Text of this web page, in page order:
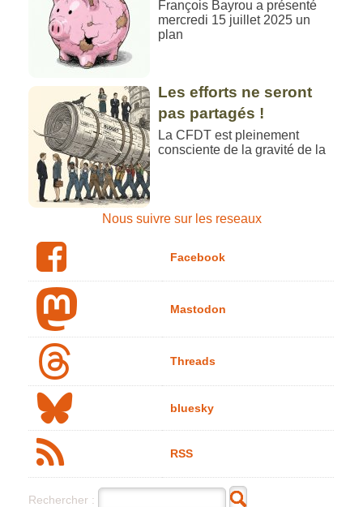
François Bayrou a présenté
mercredi 15 juillet 2025 un
plan
Les efforts ne seront
pas partagés !
La CFDT est pleinement
consciente de la gravité de la
Nous suivre sur les reseaux
Facebook
Mastodon
Threads
bluesky
RSS
Rechercher :